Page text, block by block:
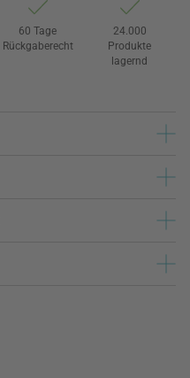
60 Tage
Rückgaberecht
24.000
Produkte
lagernd